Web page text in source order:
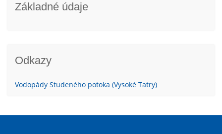
Základné údaje
Odkazy
Vodopády Studeného potoka (Vysoké Tatry)